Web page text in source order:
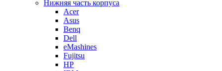
Нижняя часть корпуса
Acer
Asus
Benq
Dell
eMashines
Fujitsu
HP